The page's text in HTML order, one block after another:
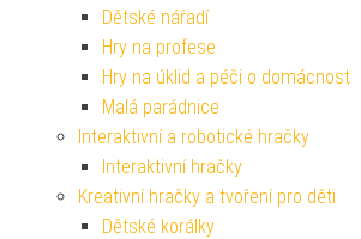
Dětské nářadí
Hry na profese
Hry na úklid a péči o domácnost
Malá parádnice
Interaktivní a robotické hračky
Interaktivní hračky
Kreativní hračky a tvoření pro děti
Dětské korálky